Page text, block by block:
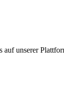
auf unserer